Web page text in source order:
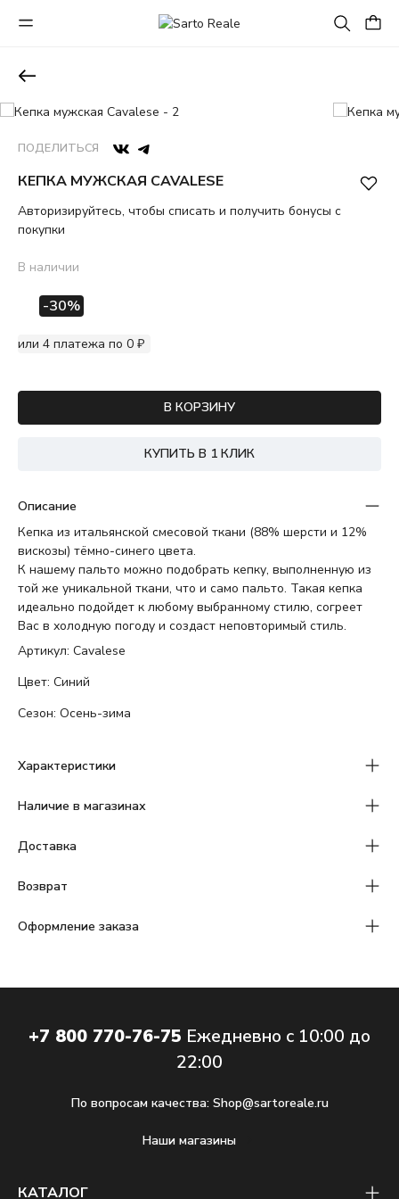
ПОДЕЛИТЬСЯ
КЕПКА МУЖСКАЯ CAVALESE
Авторизируйтесь, чтобы списать и получить бонусы с
покупки
В наличии
-30%
или 4 платежа по 0 ₽
В КОРЗИНУ
КУПИТЬ В 1 КЛИК
Описание
Кепка из итальянской смесовой ткани (88% шерсти и 12%
вискозы) тёмно-синего цвета.
К нашему пальто можно подобрать кепку, выполненную из
той же уникальной ткани, что и само пальто. Такая кепка
идеально подойдет к любому выбранному стилю, согреет
Вас в холодную погоду и создаст неповторимый стиль.
Артикул: Cavalese
Цвет: Синий
Сезон: Осень-зима
Характеристики
Наличие в магазинах
Доставка
Возврат
Оформление заказа
КАТАЛОГ
+7 800 770-76-75 Ежедневно с 10:00 до
22:00
По вопросам качества: Shop@sartoreale.ru
Наши магазины